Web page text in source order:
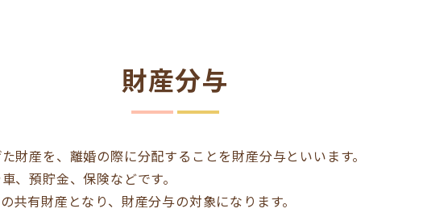
財産分与
財産を、離婚の際に分配することを財産分与といいます。
、預貯金、保険などです。
共有財産となり、財産分与の対象になります。